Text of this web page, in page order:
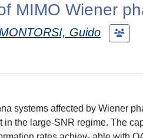
MIMO Wiener
Guido
systems affected by Wiener
in the large-SNR regime. The